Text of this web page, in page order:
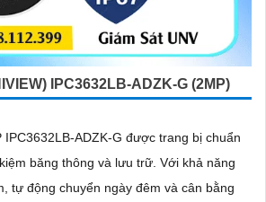
IPC3632LB-ADZK-G (2MP)
IPC3632LB-ADZK-G được trang bị chuẩn
thông và lưu trữ. Với khả năng
tự động chuyển ngày đêm và cân bằng